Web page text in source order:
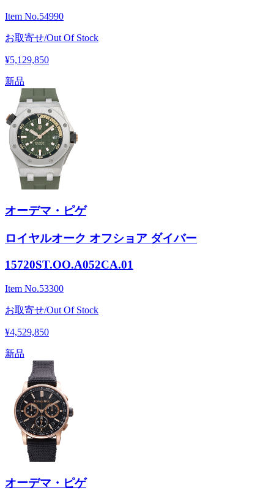
Item No.54990
お取寄せ/Out Of Stock
¥5,129,850
新品
オーデマ・ピゲ
ロイヤルオーク オフショア ダイバー
15720ST.OO.A052CA.01
Item No.53300
お取寄せ/Out Of Stock
¥4,529,850
新品
オーデマ・ピゲ